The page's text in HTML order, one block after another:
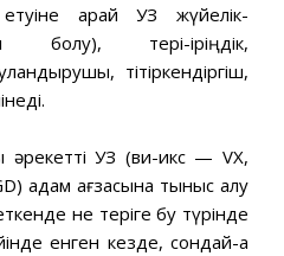
қарай УЗ жүйелік-
болу), тері-іріңдік,
тітіркендіргіш,
әрекетті УЗ (ви-икс — VX,
адам ағзасына тыныс алу
не теріге бу түрінде
енген кезде, сондай-ақ